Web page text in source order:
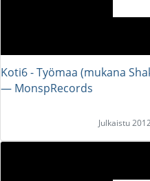
Koti6 - Työmaa (mukana
― MonspRecords
Julkaistu